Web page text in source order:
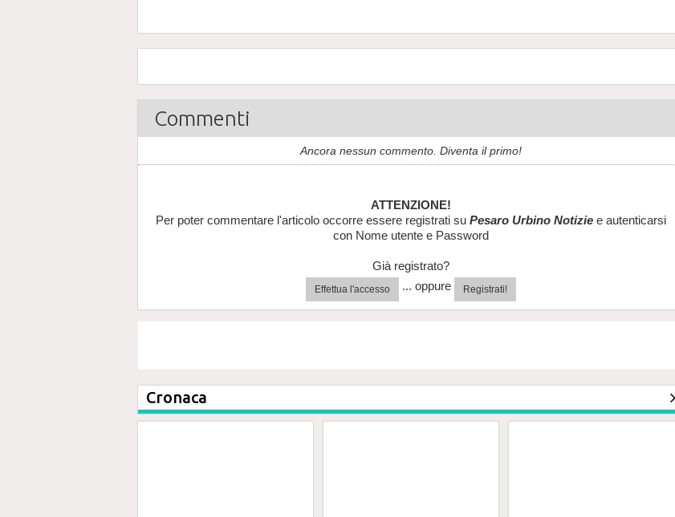
Commenti
Ancora nessun commento. Diventa il primo!
ATTENZIONE!
Per poter commentare l'articolo occorre essere registrati su Pesaro Urbino Notizie e autenticarsi
con Nome utente e Password
Già registrato?
Effettua l'accesso ... oppure Registrati!
Cronaca